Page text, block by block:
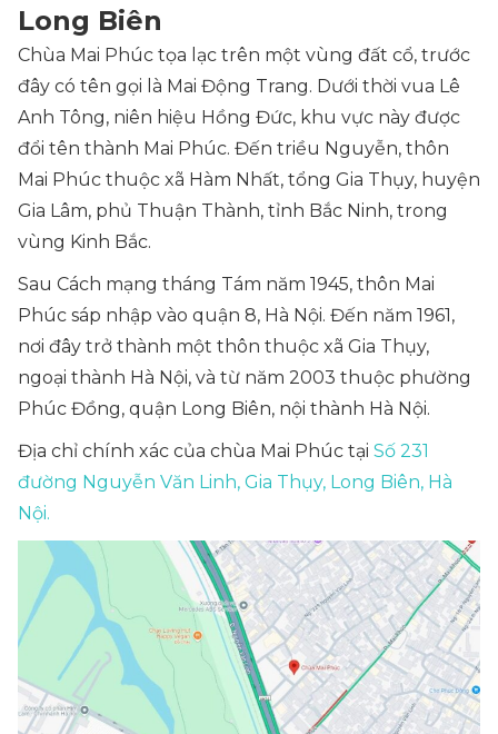
Long Biên
Chùa Mai Phúc tọa lạc trên một vùng đất cổ, trước
đây có tên gọi là Mai Động Trang. Dưới thời vua Lê
Anh Tông, niên hiệu Hồng Đức, khu vực này được
đổi tên thành Mai Phúc. Đến triều Nguyễn, thôn
Mai Phúc thuộc xã Hàm Nhất, tổng Gia Thụy, huyện
Gia Lâm, phủ Thuận Thành, tỉnh Bắc Ninh, trong
vùng Kinh Bắc.
Sau Cách mạng tháng Tám năm 1945, thôn Mai
Phúc sáp nhập vào quận 8, Hà Nội. Đến năm 1961,
nơi đây trở thành một thôn thuộc xã Gia Thụy,
ngoại thành Hà Nội, và từ năm 2003 thuộc phường
Phúc Đồng, quận Long Biên, nội thành Hà Nội.
Địa chỉ chính xác của chùa Mai Phúc tại Số 231
đường Nguyễn Văn Linh, Gia Thụy, Long Biên, Hà
Nội.